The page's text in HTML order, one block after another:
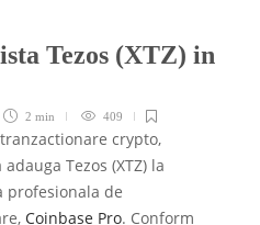
Tezos (XTZ) in
2 min 409
crypto,
adauga Tezos (XTZ) la
profesionala de
Coinbase Pro. Conform